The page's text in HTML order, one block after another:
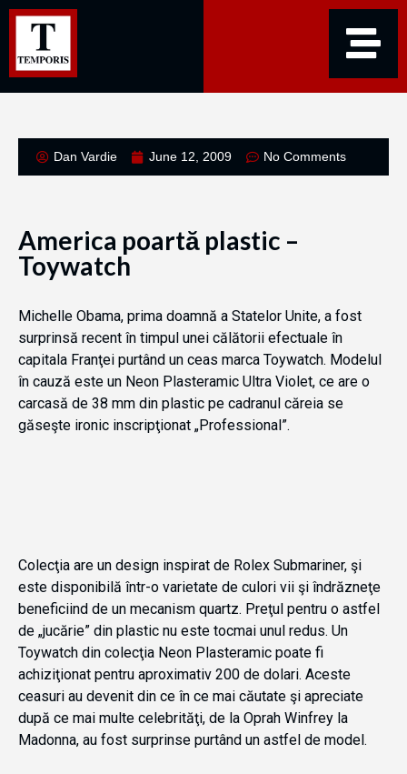
Dan Vardie June 12, 2009 No Comments
America poartă plastic –
Toywatch
Michelle Obama, prima doamnă a Statelor Unite, a fost
surprinsă recent în timpul unei călătorii efectuale în
capitala Franţei purtând un ceas marca Toywatch. Modelul
în cauză este un Neon Plasteramic Ultra Violet, ce are o
carcasă de 38 mm din plastic pe cadranul căreia se
găseşte ironic inscripţionat „Professional”.
Colecţia are un design inspirat de Rolex Submariner, şi
este disponibilă într-o varietate de culori vii şi îndrăzneţe
beneficiind de un mecanism quartz. Preţul pentru o astfel
de „jucărie” din plastic nu este tocmai unul redus. Un
Toywatch din colecţia Neon Plasteramic poate fi
achiziţionat pentru aproximativ 200 de dolari. Aceste
ceasuri au devenit din ce în ce mai căutate şi apreciate
după ce mai multe celebrităţi, de la Oprah Winfrey la
Madonna, au fost surprinse purtând un astfel de model.